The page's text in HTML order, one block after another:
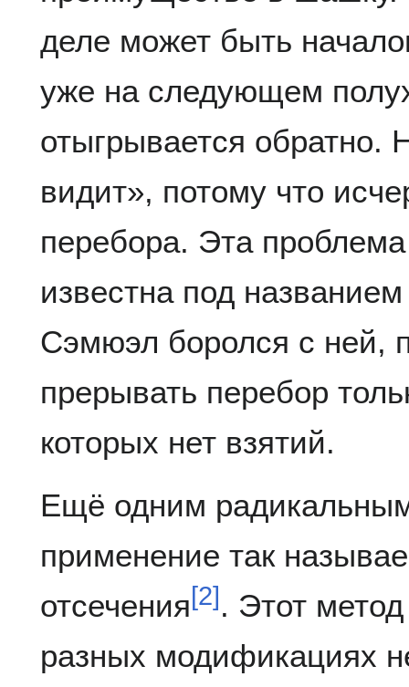
деле может быть
уже на следующем
отыгрывается обратно.
видит», потому что
перебора. Эта
известна под
Сэмюэл боролся с ней,
прерывать перебор
которых нет взятий.
Ещё одним
применение так
отсечения[2] . Этот
разных модификациях